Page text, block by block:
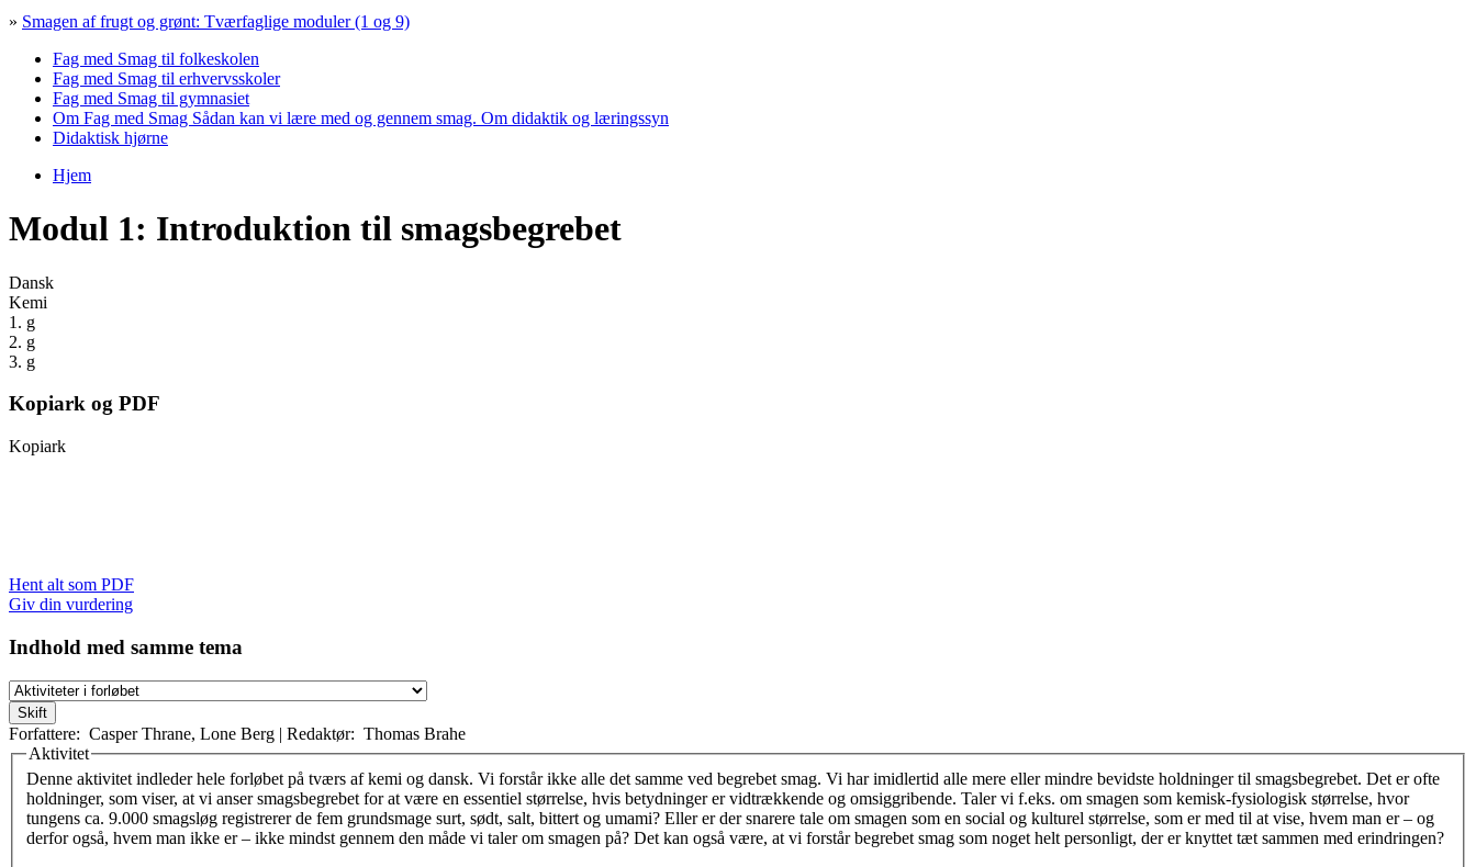
» Smagen af frugt og grønt: Tværfaglige moduler (1 og 9)
Fag med Smag til folkeskolen
Fag med Smag til erhvervsskoler
Fag med Smag til gymnasiet
Om Fag med Smag Sådan kan vi lære med og gennem smag. Om didaktik og læringssyn
Didaktisk hjørne
Hjem
Modul 1: Introduktion til smagsbegrebet
Dansk
Kemi
1. g
2. g
3. g
Kopiark og PDF
Kopiark
Hent alt som PDF
Giv din vurdering
Indhold med samme tema
Forfattere: Casper Thrane, Lone Berg | Redaktør: Thomas Brahe
Vertikale faneblade
Aktivitet
Denne aktivitet indleder hele forløbet på tværs af kemi og dansk. Vi forstår ikke alle det samme ved begrebet smag. Vi har imidlertid alle mere eller mindre bevidste holdninger til smagsbegrebet. Det er ofte
holdninger, som viser, at vi anser smagsbegrebet for at være en essentiel størrelse, hvis betydninger er vidtrækkende og omsiggribende. Taler vi f.eks. om smagen som kemisk-fysiologisk størrelse, hvor
tungens ca. 9.000 smagsløg registrerer de fem grundsmage surt, sødt, salt, bittert og umami? Eller er der snarere tale om smagen som en social og kulturel størrelse, som er med til at vise, hvem man er – og
derfor også, hvem man ikke er – ikke mindst gennem den måde vi taler om smagen på? Det kan også være, at vi forstår begrebet smag som noget helt personligt, der er knyttet tæt sammen med erindringen?